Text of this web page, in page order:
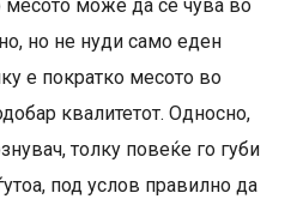
може да се чува во
но не нуди само еден
е пократко месото во
квалитетот. Односно,
толку повеќе го губи
под услов правилно да